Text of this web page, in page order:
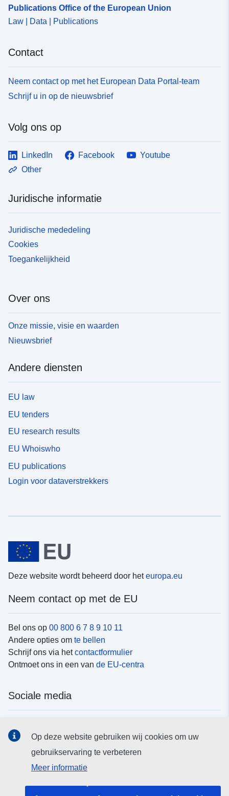
Publications Office of the European Union
Law | Data | Publications
Contact
Neem contact op met het European Data Portal-team
Schrijf u in op de nieuwsbrief
Volg ons op
LinkedIn Facebook
Youtube
Other
Juridische informatie
Juridische mededeling
Cookies
Toegankelijkheid
Over ons
Onze missie, visie en waarden
Nieuwsbrief
Andere diensten
EU law
EU tenders
EU research results
EU Whoiswho
EU publications
Login voor dataverstrekkers
Deze website wordt beheerd door heteuropa.eu
Neem contact op met de EU
Bel ons op 00 800 6 7 8 9 10 11
Andere opties om te bellen
Schrijf ons via hetcontactformulier
Ontmoet ons in een van de EU-centra
Sociale media
EU-instellingen en -organen
Op deze website gebruiken wij cookies om uw
gebruikservaring te verbeteren
Meer informatie